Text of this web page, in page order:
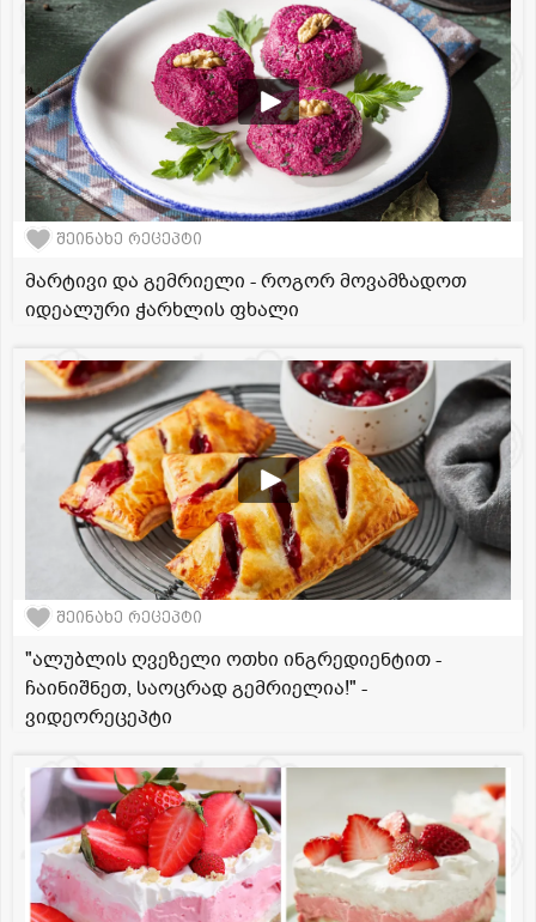
შეინახე რეცეპტი
მარტივი და გემრიელი - როგორ მოვამზადოთ
იდეალური ჭარხლის ფხალი
შეინახე რეცეპტი
"ალუბლის ღვეზელი ოთხი ინგრედიენტით -
ჩაინიშნეთ, საოცრად გემრიელია!" -
ვიდეორეცეპტი